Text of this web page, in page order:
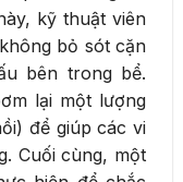
kỹ thuật viên
bỏ sót cặn
bên trong bể.
lại một lượng
để giúp các vi
Cuối cùng, một